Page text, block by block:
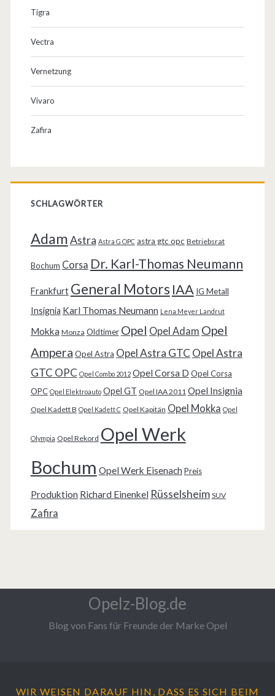
Tigra
Vectra
Vernetzung
Vivaro
Zafira
SCHLAGWÖRTER
AdamAstra Astra G OPC astra gtc opc Betriebsrat
Bochum Corsa Dr. Karl-Thomas Neumann
Frankfurt General Motors IAA IG Metall
Insignia Karl Thomas Neumann Lena Meyer Landrut
Mokka Monza Oldtimer Opel Opel Adam Opel
Ampera Opel Astra Opel Astra GTC Opel Astra
GTC OPC Opel Combo 2012 Opel Corsa D Opel Corsa
OPC Opel Elektroauto Opel GT Opel IAA 2011 Opel Insignia
Opel Kadett B Opel Kadett C Opel Kapitän Opel Mokka Opel
Olympia Opel Rekord Opel Werk
Bochum Opel Werk Eisenach Preis
Produktion Richard Einenkel Rüsselsheim SUV
Zafira
Opelz-Blog.de
Blog von Fans für Freunde der Marke Opel
WIR WEISEN DARAUF HIN, DASS ES SICH BEIM